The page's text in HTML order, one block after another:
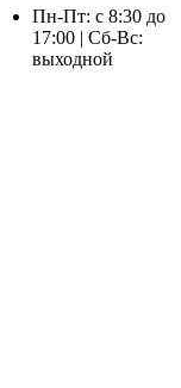
Пн-Пт: с 8:30 до
17:00 | Сб-Вс:
выходной